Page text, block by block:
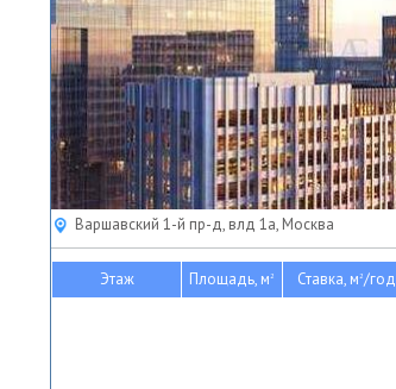
Варшавский 1-й пр-д, влд 1а, Москва
Этаж Площадь, м2 Ставка, м2/год